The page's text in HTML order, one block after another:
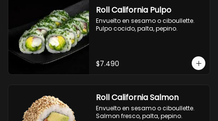
Roll California Pulpo
Envuelto en sesamo o ciboullette.
Pulpo cocido, palta, pepino.
$7.490
Roll California Salmon
Envuelto en sesamo o ciboullette.
Salmon fresco, palta, pepino.